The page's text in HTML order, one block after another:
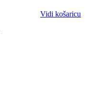
Vidi košaricu